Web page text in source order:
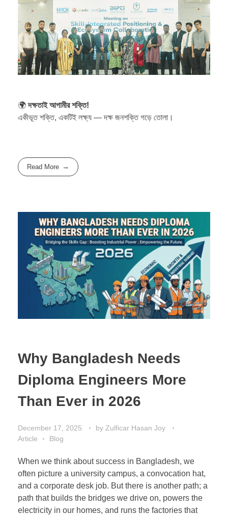
🌍দক্ষতাই আগামীর শক্তি!
একীভূত শক্তি, একটিই লক্ষ্য — দক্ষ জনশক্তি গড়ে তোলা।
Read More
Why Bangladesh Needs
Diploma Engineers More
Than Ever in 2026
December 17, 2025 by Zulficar Hasan Joy
Article
Blog
When we think about success in Bangladesh, we
often picture a university campus, a convocation hat,
and a corporate desk job. But there is another path; a
path that builds the bridges we drive on, powers the
electricity in our homes, and runs the factories that